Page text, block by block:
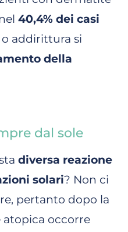
40,4% dei casi
o addirittura si
della
dal sole
diversa reazione
solari? Non ci
pertanto dopo la
occorre